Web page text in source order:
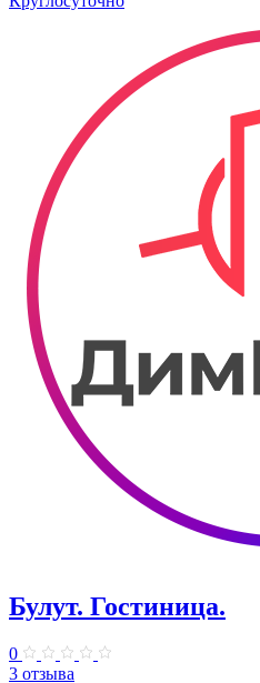
Булут. Гостиница.
0
3 отзыва